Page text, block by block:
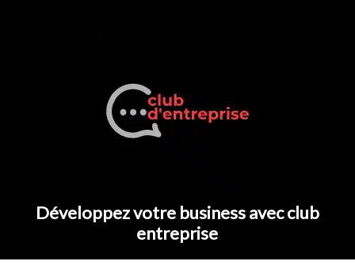
Développez votre business avec club
entreprise